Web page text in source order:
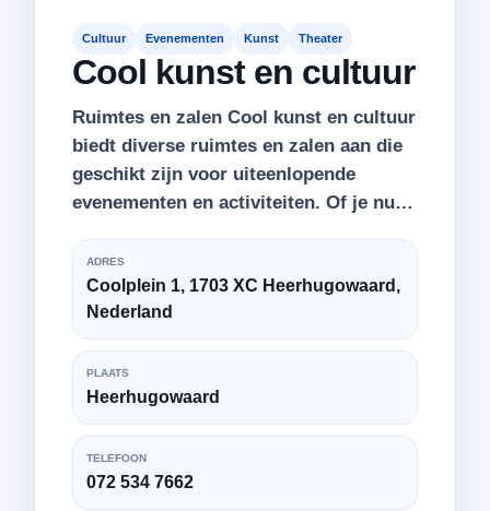
Cultuur Evenementen Kunst Theater
Cool kunst en cultuur
Ruimtes en zalen Cool kunst en cultuur
biedt diverse ruimtes en zalen aan die
geschikt zijn voor uiteenlopende
evenementen en activiteiten. Of je nu…
ADRES
Coolplein 1, 1703 XC Heerhugowaard,
Nederland
PLAATS
Heerhugowaard
TELEFOON
072 534 7662